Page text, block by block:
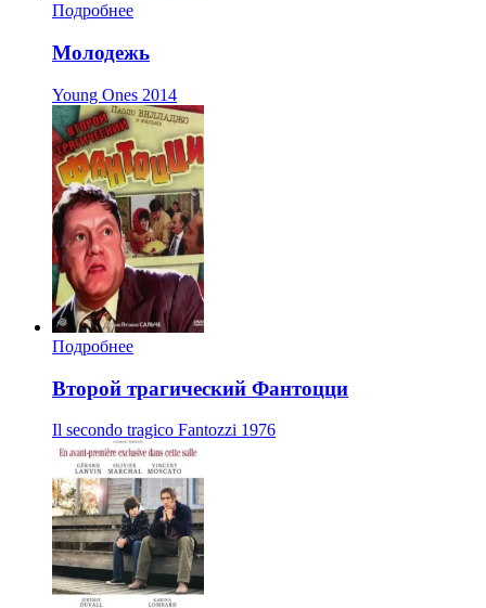
Подробнее
Молодежь
Young Ones 2014
Подробнее
Второй трагический Фантоцци
Il secondo tragico Fantozzi 1976